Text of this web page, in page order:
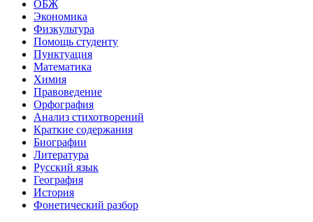
ОБЖ
Экономика
Физкультура
Помощь студенту
Пунктуация
Математика
Химия
Правоведение
Орфография
Анализ стихотворений
Краткие содержания
Биографии
Литература
Русский язык
География
История
Фонетический разбор